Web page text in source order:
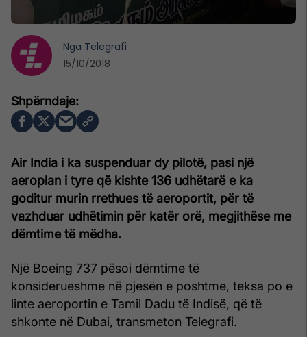
Air India i ka suspenduar dy pilotë, pasi një
aeroplan i tyre që kishte 136 udhëtarë e ka
goditur murin rrethues të aeroportit, për të
vazhduar udhëtimin për katër orë, megjithëse me
dëmtime të mëdha.
Një Boeing 737 pësoi dëmtime të
konsiderueshme në pjesën e poshtme, teksa po e
linte aeroportin e Tamil Dadu të Indisë, që të
shkonte në Dubai, transmeton Telegrafi.
Nga Telegrafi
15/10/2018